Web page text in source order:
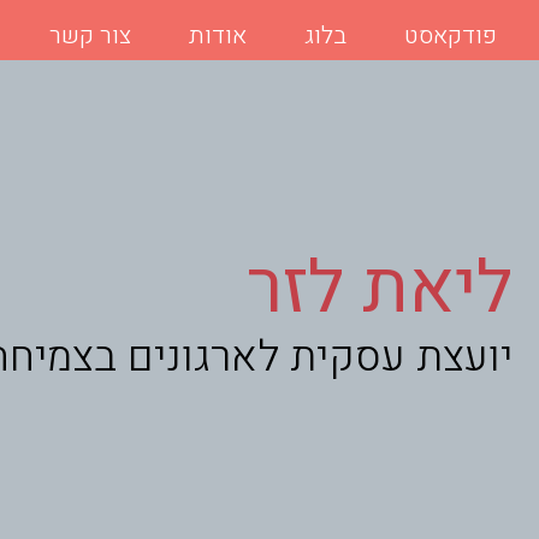
פודקאסט בלוג אודות צור קשר
ליאת לזר
יועצת עסקית לארגונים